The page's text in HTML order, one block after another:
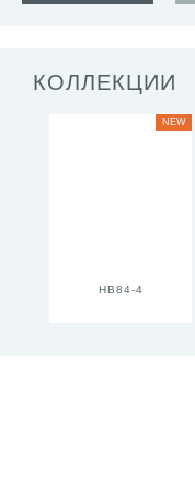
КОЛЛЕКЦИИ
HB84-4
NEW